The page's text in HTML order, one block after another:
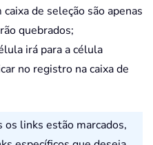
de seleção são apenas
quebrados;
irá para a célula
no registro na caixa de
os links estão marcados,